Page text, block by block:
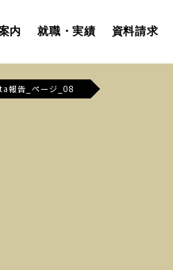
内 就職・実績 資料請求
報告_ページ_08